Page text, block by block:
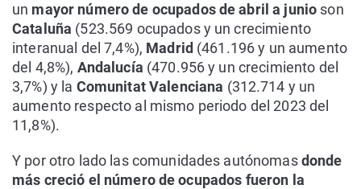
un mayor número de ocupados de abril a junio son
Cataluña (523.569 ocupados y un crecimiento
interanual del 7,4%), Madrid (461.196 y un aumento
del 4,8%), Andalucía (470.956 y un crecimiento del
3,7%) y la Comunitat Valenciana (312.714 y un
aumento respecto al mismo periodo del 2023 del
11,8%).
Y por otro lado las comunidades autónomasdonde
más creció el número de ocupados fueron la